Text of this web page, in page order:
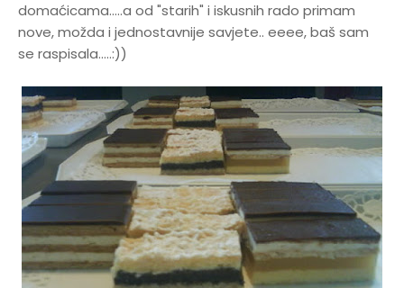
domaćicama.....a od "starih" i iskusnih rado primam
nove, možda i jednostavnije savjete.. eeee, baš sam
se raspisala.....:))